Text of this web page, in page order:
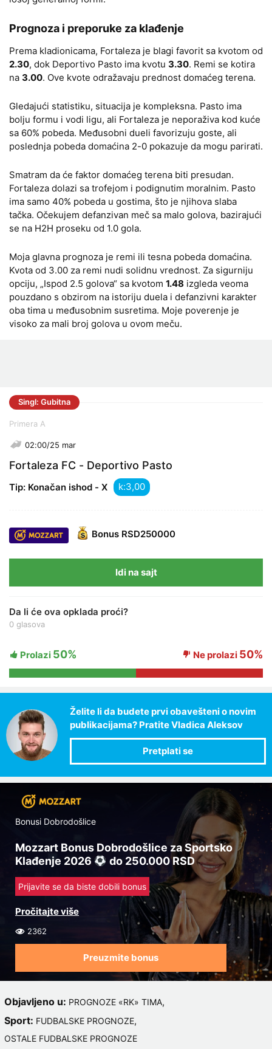
Prognoza i preporuke za klađenje
Prema kladionicama, Fortaleza je blagi favorit sa kvotom od
2.30, dok Deportivo Pasto ima kvotu 3.30. Remi se kotira
na 3.00. Ove kvote odražavaju prednost domaćeg terena.
Gledajući statistiku, situacija je kompleksna. Pasto ima
bolju formu i vodi ligu, ali Fortaleza je neporaživa kod kuće
sa 60% pobeda. Međusobni dueli favorizuju goste, ali
poslednja pobeda domaćina 2-0 pokazuje da mogu parirati.
Smatram da će faktor domaćeg terena biti presudan.
Fortaleza dolazi sa trofejom i podignutim moralnim. Pasto
ima samo 40% pobeda u gostima, što je njihova slaba
tačka. Očekujem defanzivan meč sa malo golova, bazirajući
se na H2H proseku od 1.0 gola.
Moja glavna prognoza je remi ili tesna pobeda domaćina.
Kvota od 3.00 za remi nudi solidnu vrednost. Za sigurniju
opciju, „Ispod 2.5 golova“ sa kvotom 1.48 izgleda veoma
pouzdano s obzirom na istoriju duela i defanzivni karakter
oba tima u međusobnim susretima. Moje poverenje je
visoko za mali broj golova u ovom meču.
Singl: Gubitna
Primera A
02:00/25 mar
Fortaleza FC - Deportivo Pasto
Tip: Konačan ishod - X k:
Bonus RSD250000
Idi na sajt
Da li će ova opklada proći?
0 glasova
Prolazi 50% Ne prolazi 50%
Želite li da budete prvi obavešteni o novim
publikacijama? Pratite Vladica Aleksov
Bonusi Dobrodošlice
Mozzart Bonus Dobrodošlice za Sportsko
Klađenje 2026
do 250.000 RSD
Prijavite se da biste dobili bonus
2362
Preuzmite bonus
Objavljeno u: PROGNOZE «RK» TIMA,
Sport: FUDBALSKE PROGNOZE,
OSTALE FUDBALSKE PROGNOZE